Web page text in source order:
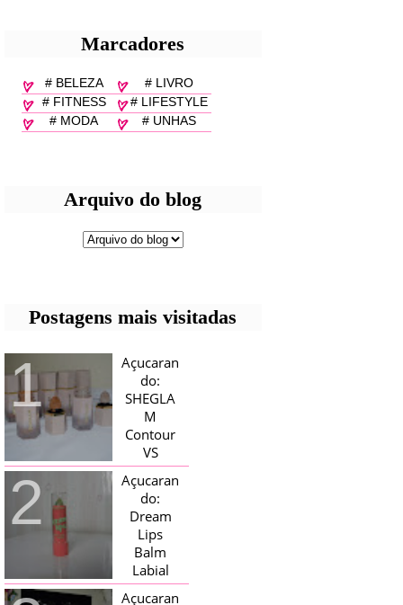
Marcadores
# BELEZA
# LIVRO
# FITNESS
# LIFESTYLE
# MODA
# UNHAS
Arquivo do blog
Postagens mais visitadas
Açucaran
do:
SHEGLA
M
Contour
VS
Bronzer!
HELLO AÇUCARADAS, E NESTE
MÊS CHEGOU AQUI EM CASA UMA
CAIXA RECHEADA DE SHEGLAM,
TINHA BLUSH, ILUMINADORES E
TODOS OS BRONZER E
CONTORNOS ...
Açucaran
do:
Dream
Lips
Balm
Labial
Magico
Açucaran